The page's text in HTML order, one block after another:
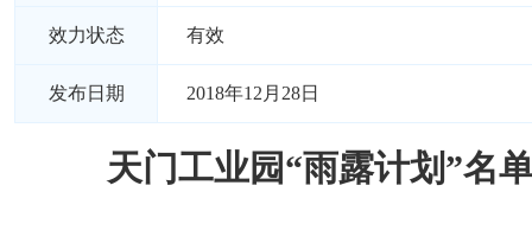
效力状态 有效
发布日期 2018年12月28日
天门工业园“雨露计划”名